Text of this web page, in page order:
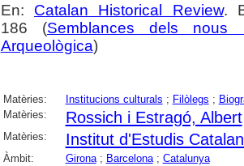
En: Catalan Historical Review.
186 (Semblances dels nous
Arqueològica)
Matèries: Institucions culturals ; Filòlegs ;
Matèries:
Rossich i Estragó, Albert
Matèries: Institut d'Estudis
Àmbit: Girona; Barcelona; Catalunya